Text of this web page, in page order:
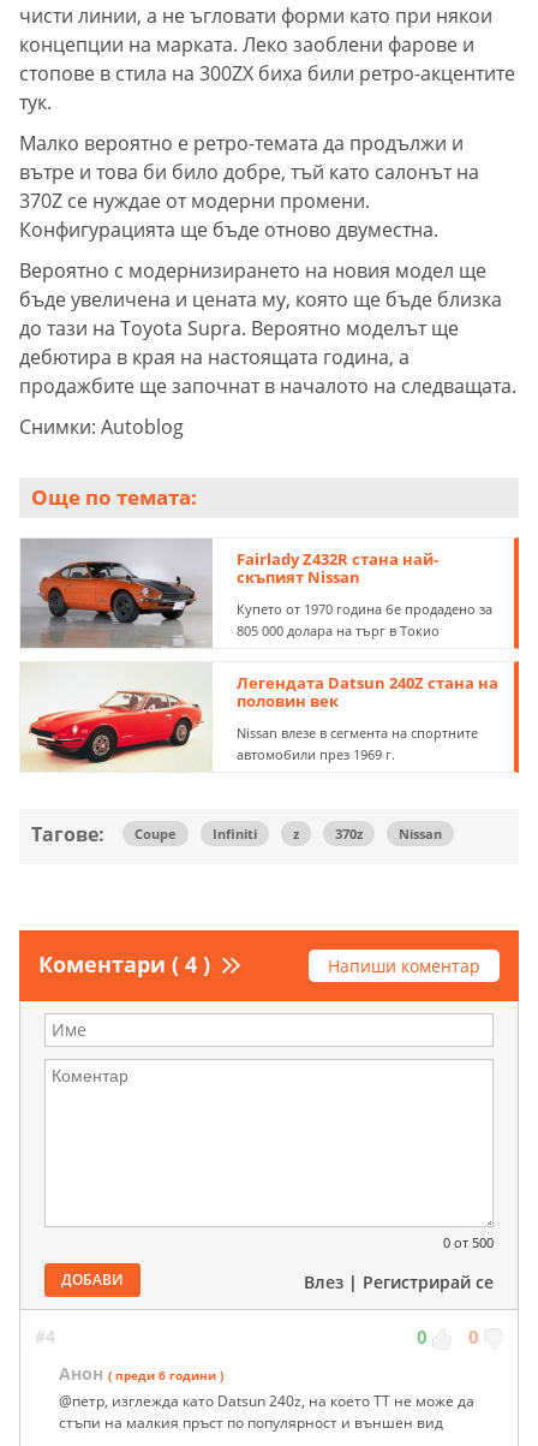
чисти линии, а не ъгловати форми като при някои
концепции на марката. Леко заоблени фарове и
стопове в стила на 300ZX биха били ретро-акцентите
тук.
Малко вероятно е ретро-темата да продължи и
вътре и това би било добре, тъй като салонът на
370Z се нуждае от модерни промени.
Конфигурацията ще бъде отново двуместна.
Вероятно с модернизирането на новия модел ще
бъде увеличена и цената му, която ще бъде близка
до тази на Toyota Supra. Вероятно моделът ще
дебютира в края на настоящата година, а
продажбите ще започнат в началото на следващата.
Снимки: Autoblog
Още по темата:
Fairlady Z432R стана най-
скъпият Nissan
Купето от 1970 година бе продадено за
805 000 долара на търг в Токио
Легендата Datsun 240Z стана на
половин век
Nissan влезе в сегмента на спортните
автомобили през 1969 г.
Тагове: Coupe Infiniti z 370z Nissan
Коментари ( 4 ) Напиши коментар
0 от 500
ДОБАВИ Влез | Регистрирай се
#4 0 0
Анон ( преди 6 години )
@петр, изглежда като Datsun 240z, на което ТТ не може да
стъпи на малкия пръст по популярност и външен вид